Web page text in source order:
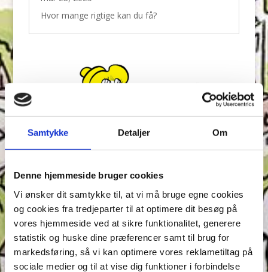
Samtykke Detaljer Om
Denne hjemmeside bruger cookies
Vi ønsker dit samtykke til, at vi må bruge egne cookies
og cookies fra tredjeparter til at optimere dit besøg på
vores hjemmeside ved at sikre funktionalitet, generere
statistik og huske dine præferencer samt til brug for
markedsføring, så vi kan optimere vores reklametiltag på
sociale medier og til at vise dig funktioner i forbindelse
Hvor mange rigtige kan du få?
Quiz: Bedstemor Ands Store Bagequiz
mar 21, 2025
Hvor mange rigtige kan du få?